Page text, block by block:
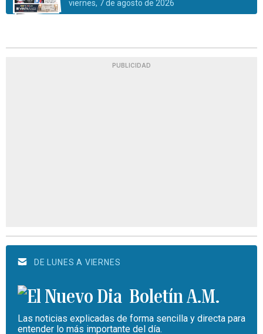
viernes, 7 de agosto de 2026
PUBLICIDAD
DE LUNES A VIERNES
Boletín A.M.
Las noticias explicadas de forma sencilla y directa para
entender lo más importante del día.